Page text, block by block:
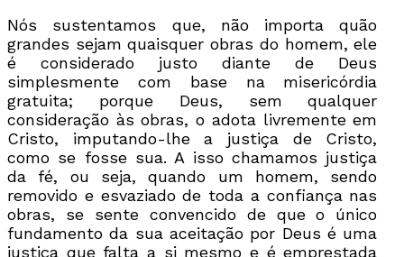
Nós sustentamos que, não importa quão
grandes sejam quaisquer obras do homem, ele
é considerado justo diante de Deus
simplesmente com base na misericórdia
gratuita; porque Deus, sem qualquer
consideração às obras, o adota livremente em
Cristo, imputando-lhe a justiça de Cristo,
como se fosse sua. A isso chamamos justiça
da fé, ou seja, quando um homem, sendo
removido e esvaziado de toda a confiança nas
obras, se sente convencido de que o único
fundamento da sua aceitação por Deus é uma
justiça que falta a si mesmo e é emprestada